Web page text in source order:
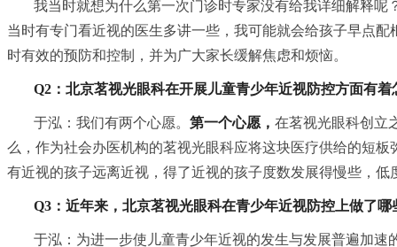
我当时就想为什么第一次门诊时专家没有给我详细解释
当时有专门看近视的医生多讲一些，我可能就会给孩子早点
时有效的预防和控制，并为广大家长缓解焦虑和烦恼。
Q2：北京茗视光眼科在开展儿童青少年近视防控方面有着
于泓：我们有两个心愿。第一个心愿，在茗视光眼科创立
么，作为社会办医机构的茗视光眼科应将这块医疗供给的短板
有近视的孩子远离近视，得了近视的孩子度数发展得慢些，
Q3：近年来，北京茗视光眼科在青少年近视防控上做了哪
于泓：为进一步使儿童青少年近视的发生与发展普遍加